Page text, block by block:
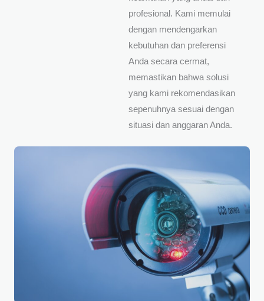
profesional. Kami memulai
dengan mendengarkan
kebutuhan dan preferensi
Anda secara cermat,
memastikan bahwa solusi
yang kami rekomendasikan
sepenuhnya sesuai dengan
situasi dan anggaran Anda.